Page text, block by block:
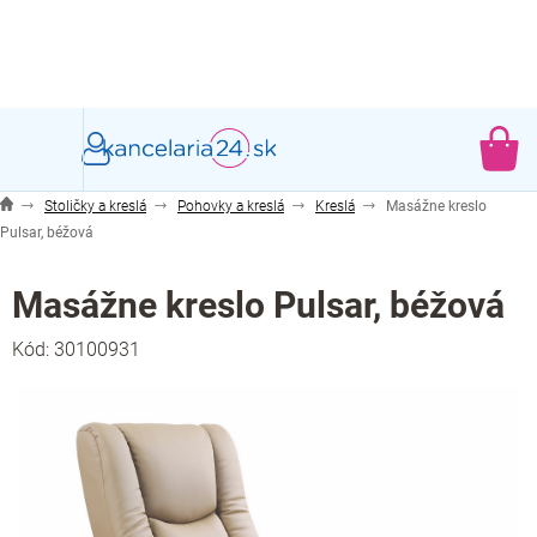
Stoličky a kreslá Pohovky a kreslá Kreslá
Masážne kreslo
Pulsar, béžová
Masážne kreslo Pulsar, béžová
Kód: 30100931